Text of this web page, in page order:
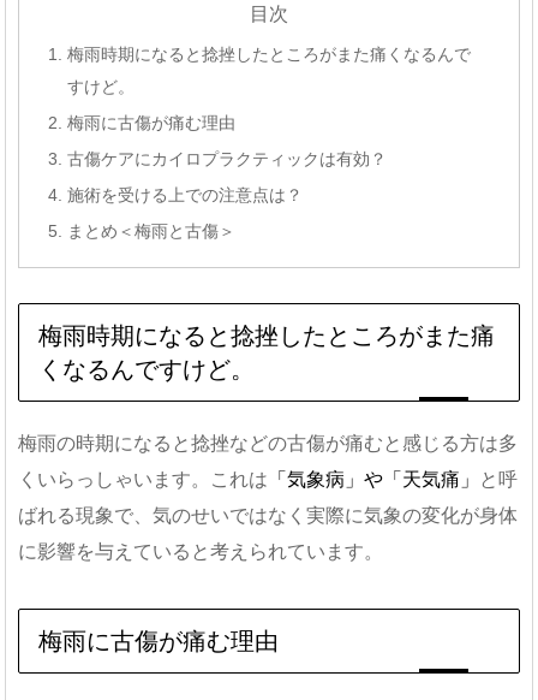
目次
梅雨時期になると捻挫したところがまた痛くなるんで
すけど。
梅雨に古傷が痛む理由
古傷ケアにカイロプラクティックは有効？
施術を受ける上での注意点は？
まとめ＜梅雨と古傷＞
梅雨時期になると捻挫したところがまた痛
くなるんですけど。
梅雨の時期になると捻挫などの古傷が痛むと感じる方は多
くいらっしゃいます。これは 「気象病」や「天気痛」
と呼
ばれる現象で、気のせいではなく実際に気象の変化が身体
に影響を与えていると考えられています。
梅雨に古傷が痛む理由